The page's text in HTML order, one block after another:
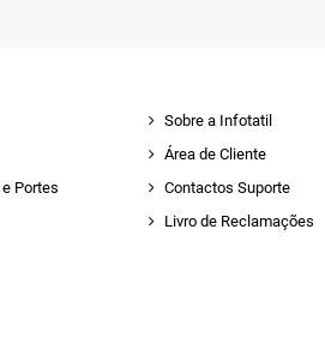
Portes
Sobre a Infotatil
Área de Cliente
Contactos Suporte
Livro de Reclamações